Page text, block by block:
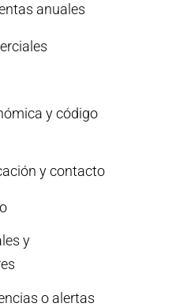
anuales
y código
y contacto
y
o alertas